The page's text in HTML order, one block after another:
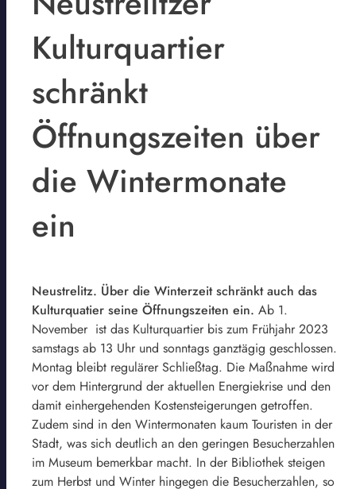
Kulturquartier
schränkt
Öffnungszeiten über
die Wintermonate
ein
Neustrelitz. Über die Winterzeit schränkt auch das
Kulturquatier seine Öffnungszeiten ein. Ab 1.
November ist das Kulturquartier bis zum Frühjahr 2023
samstags ab 13 Uhr und sonntags ganztägig geschlossen.
Montag bleibt regulärer Schließtag. Die Maßnahme wird
vor dem Hintergrund der aktuellen Energiekrise und den
damit einhergehenden Kostensteigerungen getroffen.
Zudem sind in den Wintermonaten kaum Touristen in der
Stadt, was sich deutlich an den geringen Besucherzahlen
im Museum bemerkbar macht. In der Bibliothek steigen
zum Herbst und Winter hingegen die Besucherzahlen, so